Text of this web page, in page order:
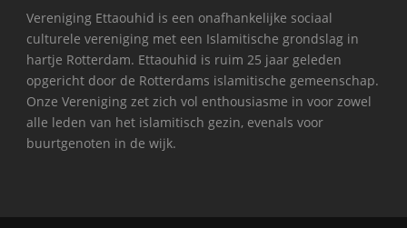
Vereniging Ettaouhid is een onafhankelijke sociaal
culturele vereniging met een Islamitische grondslag in
hartje Rotterdam. Ettaouhid is ruim 25 jaar geleden
opgericht door de Rotterdams islamitische gemeenschap.
Onze Vereniging zet zich vol enthousiasme in voor zowel
alle leden van het islamitisch gezin, evenals voor
buurtgenoten in de wijk.